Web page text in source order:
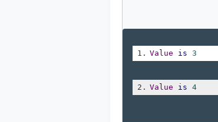
Value is 3
Value is 4